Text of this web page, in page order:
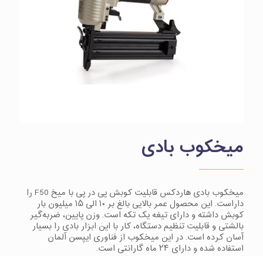
میخکوب بادی
میخکوب بادی هاردکس قابلیت کوبش پی در پی با میخ F50 را
داراست. این محصول عمر بالایی بالغ بر ۱۰ الی ۱۵ میلیون بار
کوبش داشته و دارای تیغه یک تکه است. وزن پایین، ضربه‌گیر
بالشتی و قابلیت تنظیم دستگاه، کار با این ابزار بادی را بسیار
آسان کرده است. در این میخکوب از فناوری ایپسن آلمان
استفاده شده و دارای ۲۴ ماه گارانتی است.